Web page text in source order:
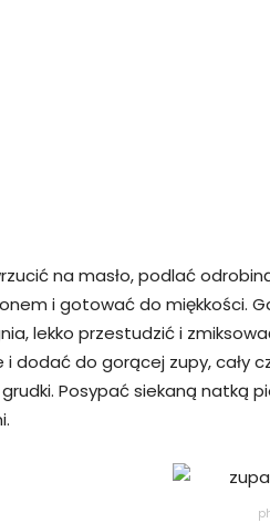
na masło, podlać
i gotować do miękkości.
lekko przestudzić i
dodać do gorącej zupy, cały
Posypać siekaną natką